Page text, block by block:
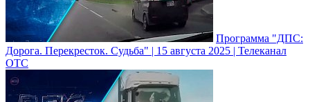
Программа "ДПС:
Дорога. Перекресток. Судьба" | 15 августа 2025 | Телеканал
ОТС